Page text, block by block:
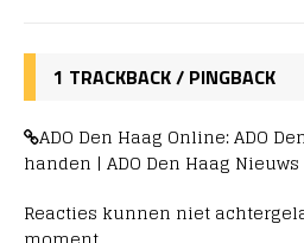
1 TRACKBACK / PINGBACK
ADO Den Haag Online: ADO
handen | ADO Den Haag Nieuws
Reacties kunnen niet